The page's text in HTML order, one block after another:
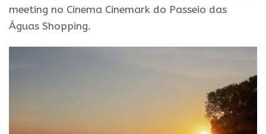
meeting no Cinema Cinemark do Passeio das
Águas Shopping.